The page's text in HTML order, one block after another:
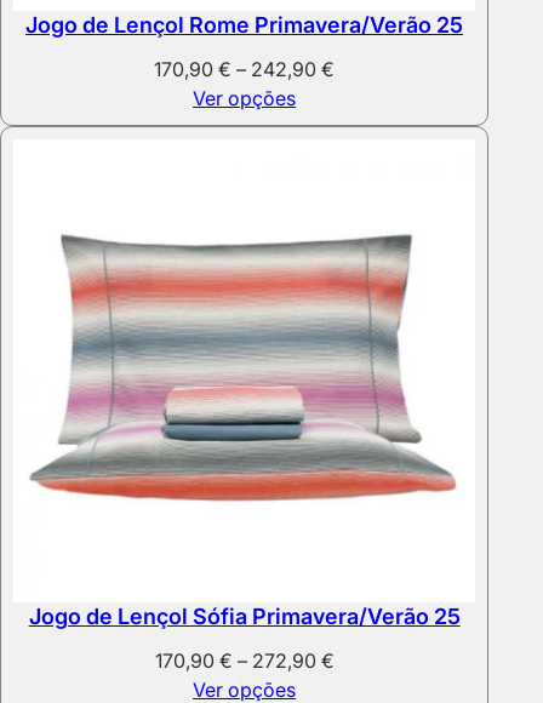
Jogo de Lençol Rome Primavera/Verão 25
170,90€ – 242,90€
170,90 €
Ver opções
Jogo de Lençol Sófia Primavera/Verão 25
170,90 € – 272,90 €Price
Ver opções